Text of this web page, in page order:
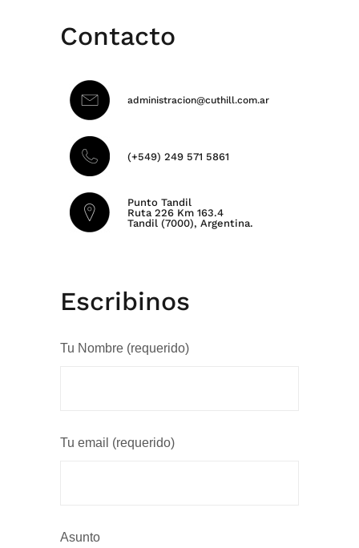
Contacto
administracion@cuthill.com.ar
(+549) 249 571 5861
Punto Tandil
Ruta 226 Km 163.4
Tandil (7000), Argentina.
Escribinos
Tu Nombre (requerido)
Tu email (requerido)
Asunto